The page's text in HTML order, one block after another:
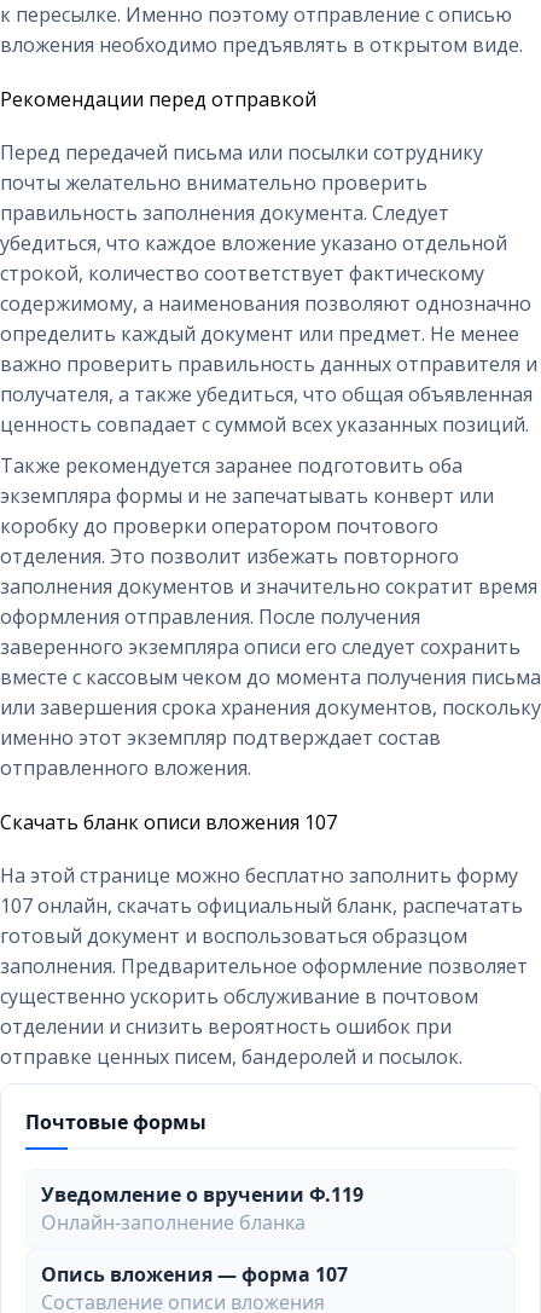
к пересылке. Именно поэтому отправление с описью
вложения необходимо предъявлять в открытом виде.
Рекомендации перед отправкой
Перед передачей письма или посылки сотруднику
почты желательно внимательно проверить
правильность заполнения документа. Следует
убедиться, что каждое вложение указано отдельной
строкой, количество соответствует фактическому
содержимому, а наименования позволяют однозначно
определить каждый документ или предмет. Не менее
важно проверить правильность данных отправителя и
получателя, а также убедиться, что общая объявленная
ценность совпадает с суммой всех указанных позиций.
Также рекомендуется заранее подготовить оба
экземпляра формы и не запечатывать конверт или
коробку до проверки оператором почтового
отделения. Это позволит избежать повторного
заполнения документов и значительно сократит время
оформления отправления. После получения
заверенного экземпляра описи его следует сохранить
вместе с кассовым чеком до момента получения письма
или завершения срока хранения документов, поскольку
именно этот экземпляр подтверждает состав
отправленного вложения.
Скачать бланк описи вложения 107
На этой странице можно бесплатно заполнить форму
107 онлайн, скачать официальный бланк, распечатать
готовый документ и воспользоваться образцом
заполнения. Предварительное оформление позволяет
существенно ускорить обслуживание в почтовом
отделении и снизить вероятность ошибок при
отправке ценных писем, бандеролей и посылок.
Почтовые формы
Уведомление о вручении Ф.119
Онлайн-заполнение бланка
Опись вложения — форма 107
Составление описи вложения